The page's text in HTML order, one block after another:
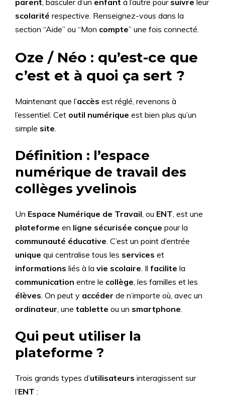
parent, basculer d’un enfant à l’autre pour suivre leur
scolarité respective. Renseignez-vous dans la
section “Aide” ou “Mon compte” une fois connecté.
Oze / Néo : qu’est-ce que
c’est et à quoi ça sert ?
Maintenant que l’accès est réglé, revenons à
l’essentiel. Cet outil numérique est bien plus qu’un
simple site.
Définition : l’espace
numérique de travail des
collèges yvelinois
Un Espace Numérique de Travail, ou ENT, est une
plateforme en ligne sécurisée conçue pour la
communauté éducative. C’est un point d’entrée
unique qui centralise tous les services et
informations liés à la vie scolaire. Il facilite la
communication entre le collège, les familles et les
élèves. On peut y accéder de n’importe où, avec un
ordinateur, une tablette ou un smartphone.
Qui peut utiliser la
plateforme ?
Trois grands types d’utilisateurs interagissent sur
l’ENT :